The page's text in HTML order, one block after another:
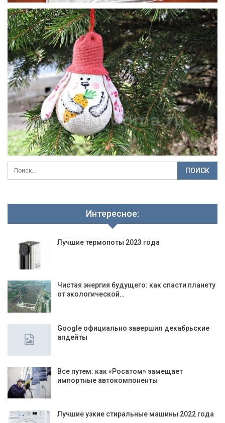
Интересное:
Лучшие термопоты 2023 года
Чистая энергия будущего: как спасти планету
от экологической…
Google официально завершил декабрьские
апдейты
Все путем: как «Росатом» замещает
импортные автокомпоненты
Лучшие узкие стиральные машины 2022 года